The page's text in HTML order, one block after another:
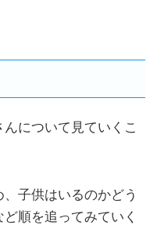
について見ていくこ
子供はいるのかどう
順を追ってみていく